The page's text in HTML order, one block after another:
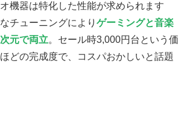
機器は特化した性能が求められます
チューニングにより ゲーミングと音楽
元で両立。セール時3,000円台という価
どの完成度で、コスパおかしいと話題